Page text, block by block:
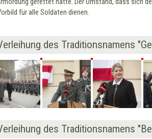
für alle Soldaten dienen.
des Traditionsnamens
des Traditionsnamens